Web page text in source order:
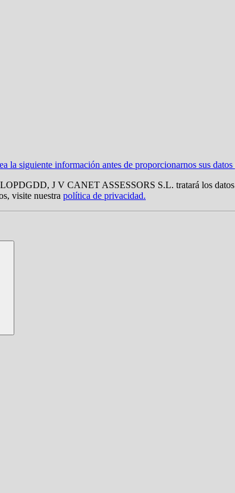
la siguiente información antes de proporcionarnos sus datos
J V CANET ASSESSORS S.L. tratará los
visite nuestra política de privacidad.